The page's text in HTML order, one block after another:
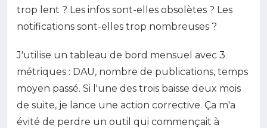
trop lent ? Les infos sont-elles obsolètes ? Les
notifications sont-elles trop nombreuses ?
J'utilise un tableau de bord mensuel avec 3
métriques : DAU, nombre de publications, temps
moyen passé. Si l'une des trois baisse deux mois
de suite, je lance une action corrective. Ça m'a
évité de perdre un outil qui commençait à